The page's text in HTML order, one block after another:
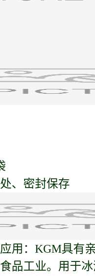
、密封保存
用：KGM具有
品工业。用于